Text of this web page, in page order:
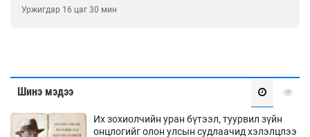
Уржигдар 16 цаг 30 мин
Шинэ мэдээ
Их зохиолчийн уран бүтээл, туурвил зүйн
онцлогийг олон улсын судлаачид хэлэлцлээ